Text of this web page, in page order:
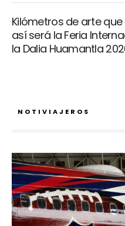
Kilómetros de arte
así será la Feria
la Dalia Huamantla
NOTIVIAJEROS